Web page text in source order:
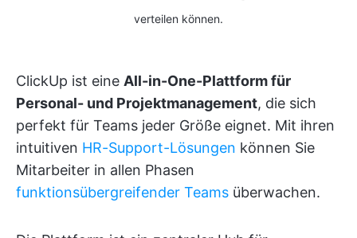
verteilen können.
ClickUp ist eine All-in-One-Plattform für
Personal- und Projektmanagement, die sich
perfekt für Teams jeder Größe eignet. Mit ihren
intuitiven HR-Support-Lösungen können Sie
Mitarbeiter in allen Phasen
funktionsübergreifender Teams überwachen.